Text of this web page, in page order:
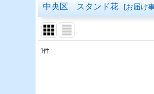
中央区 スタンド花 [お届け
1件